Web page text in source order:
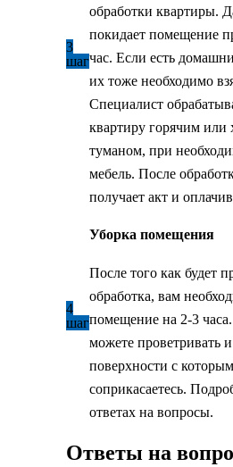
3
шаг
обработки квартиры.
покидает помещение
час. Если есть
их тоже необходимо
Специалист
квартиру горячим или
туманом, при
мебель. После
получает акт и
4
шаг
Уборка помещения
После того как будет
обработка, вам
помещение на 2-3
можете проветривать
поверхности с
соприкасаетесь.
ответах на вопросы.
Ответы на